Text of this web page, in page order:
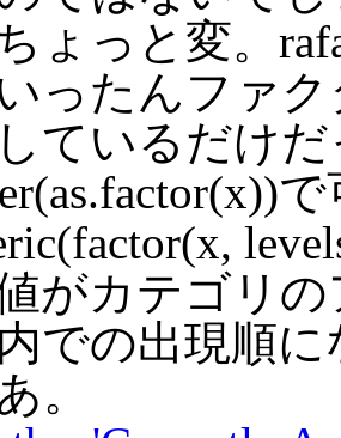
ょっと変。
ったんファ
ているだけ
がカテゴリ
での出現順
。